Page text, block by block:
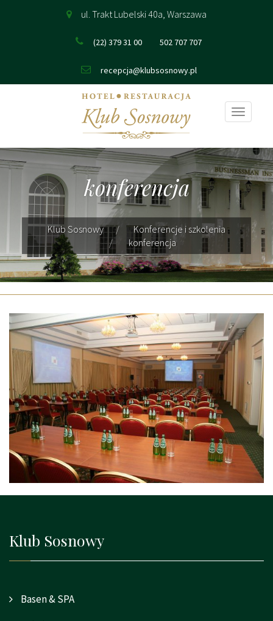
ul. Trakt Lubelski 40a, Warszawa
(22) 379 31 00 502 707 707
recepcja@klubsosnowy.pl
Pokaż
konferencja
Klub Sosnowy
Konferencje i szkolenia
konferencja
Klub Sosnowy
Basen & SPA